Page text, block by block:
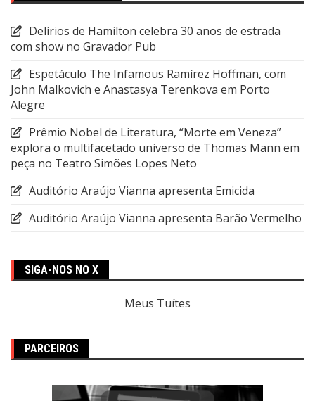
Delírios de Hamilton celebra 30 anos de estrada
com show no Gravador Pub
Espetáculo The Infamous Ramírez Hoffman, com
John Malkovich e Anastasya Terenkova em Porto
Alegre
Prêmio Nobel de Literatura, “Morte em Veneza”
explora o multifacetado universo de Thomas Mann em
peça no Teatro Simões Lopes Neto
Auditório Araújo Vianna apresenta Emicida
Auditório Araújo Vianna apresenta Barão Vermelho
SIGA-NOS NO X
Meus Tuítes
PARCEIROS